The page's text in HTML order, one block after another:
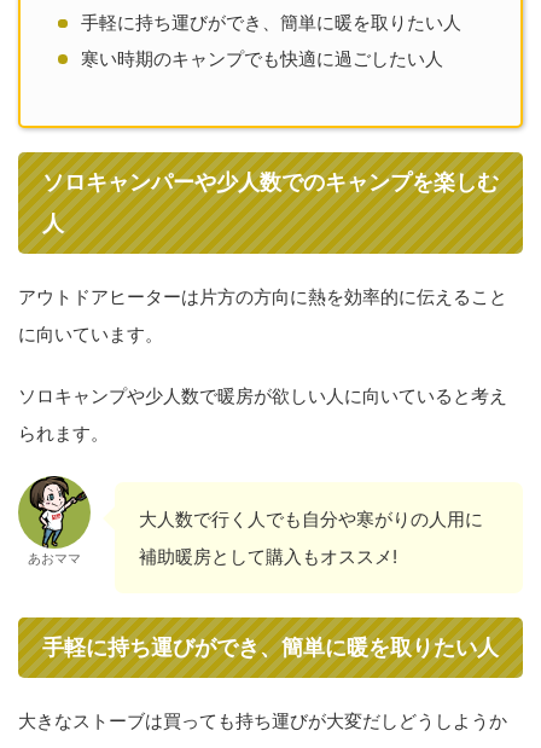
手軽に持ち運びができ、簡単に暖を取りたい人
寒い時期のキャンプでも快適に過ごしたい人
ソロキャンパーや少人数でのキャンプを楽しむ
人
アウトドアヒーターは片方の方向に熱を効率的に伝えること
に向いています。
ソロキャンプや少人数で暖房が欲しい人に向いていると考え
られます。
あおママ
大人数で行く人でも自分や寒がりの人用に
補助暖房として購入もオススメ!
手軽に持ち運びができ、簡単に暖を取りたい人
大きなストーブは買っても持ち運びが大変だしどうしようか